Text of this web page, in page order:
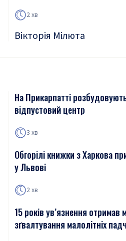
2 хв
Вікторія Мілюта
На Прикарпатті
відпустовий центр
3 хв
Обгорілі книжки з Харкова
у Львові
2 хв
15 років ув’язнення отримав
зґвалтування малолітніх